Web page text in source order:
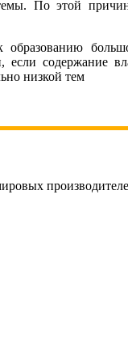
По этой
если содержание
низкой тем